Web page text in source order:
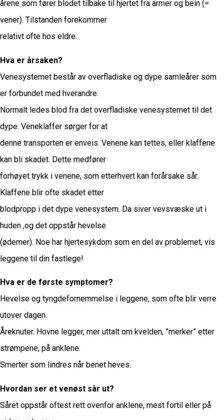
årene som fører blodet tilbake til hjertet fra armer og bein (=
vener). Tilstanden forekommer
relativt ofte hos eldre.
Hva er årsaken?
Venesystemet består av overfladiske og dype samleårer som
er forbundet med hverandre.
Normalt ledes blod fra det overfladiske venesystemet til det
dype. Veneklaffer sørger for at
denne transporten er enveis. Venene kan tettes, eller klaffene
kan bli skadet. Dette medfører
forhøyet trykk i venene, som etterhvert kan forårsake sår.
Klaffene blir ofte skadet etter
blodpropp i det dype venesystem. Da siver vevsvæske ut i
huden ,og det oppstår hevelse
(ødemer). Noe har hjertesykdom som en del av problemet, vis
leggene til din fastlege!
Hva er de første symptomer?
Hevelse og tyngdefornemmelse i leggene, som ofte blir verre
utover dagen.
Åreknuter. Hovne legger, mer uttalt om kvelden, ”merker” etter
strømpene, på anklene.
Smerter som lindres når benet heves.
Hvordan ser et venøst sår ut?
Såret oppstår oftest rett ovenfor anklene, mest fortil eller på